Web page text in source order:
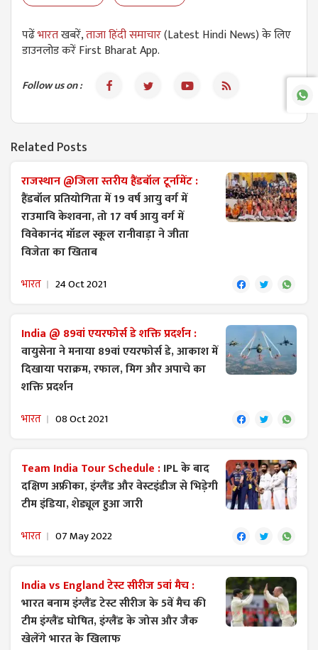
पढेंभारतखबरें,ताजा हिंदी समाचार(Latest Hindi News) के लिए
डाउनलोड करें First Bharat App.
Follow us on :
Related Posts
राजस्थान @जिला स्तरीय हैंडबॉल टूर्नामेंट :
हैंडबॉल प्रतियोगिता में 19 वर्ष आयु वर्ग में
राउमावि केशवना, तो 17 वर्ष आयु वर्ग में
विवेकानंद मॉडल स्कूल रानीवाड़ा ने जीता
विजेता का खिताब
भारत 24 Oct 2021
India @ 89वां एयरफोर्स डे शक्ति प्रदर्शन :
वायुसेना ने मनाया 89वां एयरफोर्स डे, आकाश में
दिखाया पराक्रम, रफाल, मिग और अपाचे का
शक्ति प्रदर्शन
भारत 08 Oct 2021
Team India Tour Schedule :IPL के बाद
दक्षिण अफ्रीका, इंग्लैंड और वेस्टइंडीज से भिड़ेगी
टीम इंडिया, शेड्यूल हुआ जारी
भारत 07 May 2022
India vs England टेस्ट सीरीज 5वां मैच :
भारत बनाम इंग्लैंड टेस्ट सीरीज के 5वें मैच की
टीम इंग्लैंड घोषित, इंग्लैंड के जोस और जैक
खेलेंगे भारत के खिलाफ